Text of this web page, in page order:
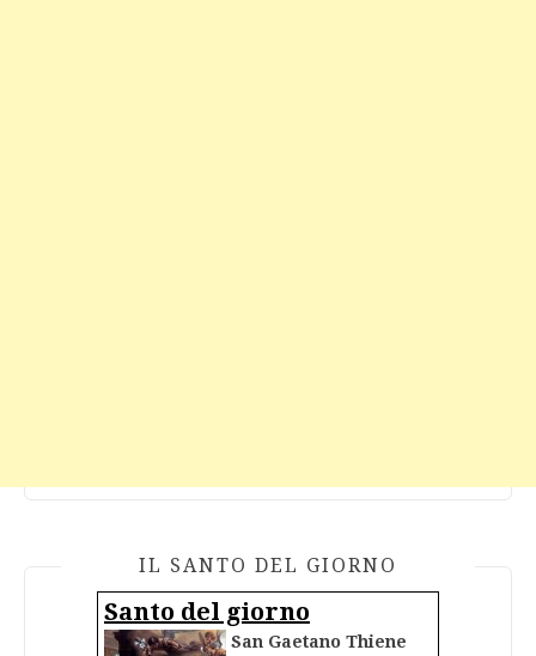
IL SANTO DEL GIORNO
Santo del giorno
San Gaetano Thiene